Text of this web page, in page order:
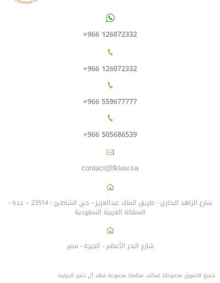
+966 126072332
+966 126072332
+966 559677777
+966 505686539
contact@fklaw.sa
شارع الزاهد البخاري - طريق الملك عبدالعزيز - حي الشاطئ - 23514 – جدة -
المملكة العربية السعودية
شارع البحر الأعظم - الجيزة - مصر
جميع الحقوق محفوظة لمكتب محاماة مجموعة فهد آل خفير الدولية